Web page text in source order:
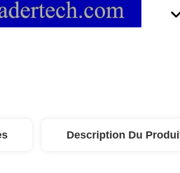
Description Du